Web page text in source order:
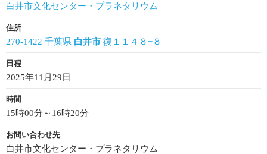
白井市文化センター・プラネタリウム
住所
270-1422 千葉県 白井市 復１１４８−８
日程
2025年11月29日
時間
15時00分～16時20分
お問い合わせ先
白井市文化センター・プラネタリウム